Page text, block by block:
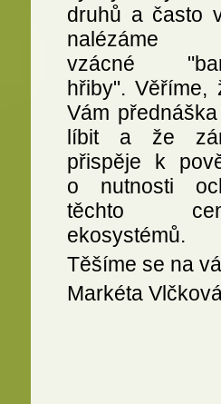
druhů a často
nalézáme
vzácné
hřiby". Věříme,
Vám
líbit a že
přispěje k
o nutnosti
těchto
ekosystémů.
Těšíme se na
Markéta